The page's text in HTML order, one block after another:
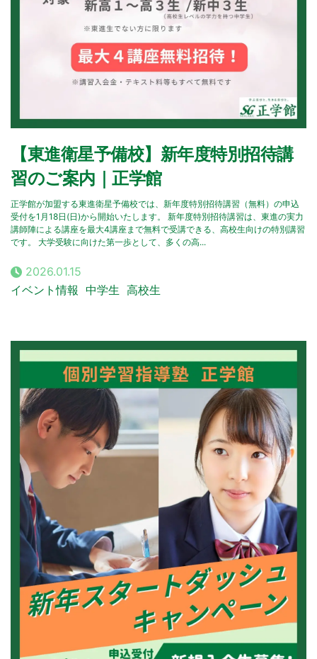
【東進衛星予備校】新年度特別招待講
習のご案内｜正学館
正学館が加盟する東進衛星予備校では、新年度特別招待講習（無料）の申込
受付を1月18日(日)から開始いたします。 新年度特別招待講習は、東進の実力
講師陣による講座を最大4講座まで無料で受講できる、高校生向けの特別講習
です。 大学受験に向けた第一歩として、多くの高...
2026.01.15
イベント情報 中学生 高校生